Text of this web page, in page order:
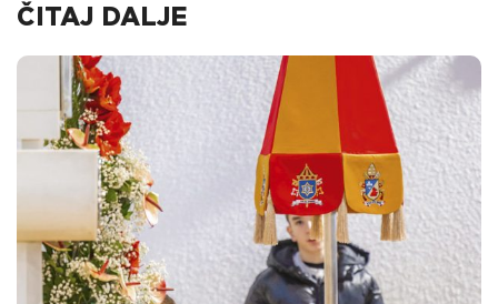
ČITAJ DALJE